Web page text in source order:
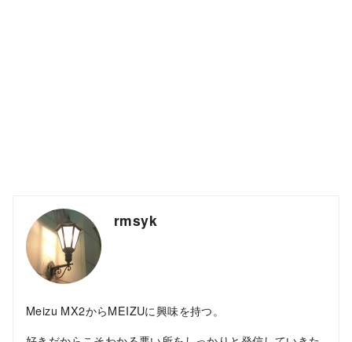
rmsyk
Meizu MX2からMEIZUに興味を持つ。